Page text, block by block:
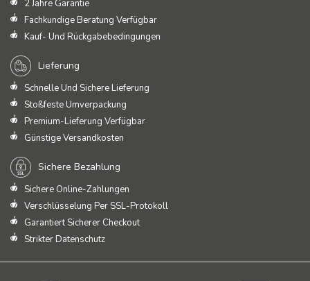
2 Jahre Garantie
Fachkundige Beratung Verfügbar
Kauf- Und Rückgabebedingungen
Lieferung
Schnelle Und Sichere Lieferung
Stoßfeste Umverpackung
Premium-Lieferung Verfügbar
Günstige Versandkosten
Sichere Bezahlung
Sichere Online-Zahlungen
Verschlüsselung Per SSL-Protokoll
Garantiert Sicherer Checkout
Strikter Datenschutz